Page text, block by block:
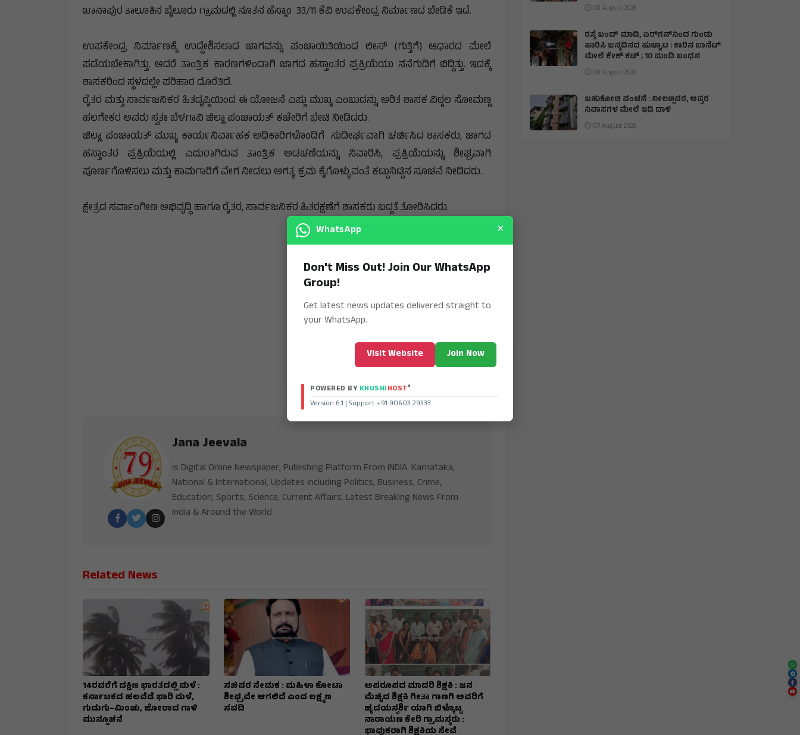
ಖಾನಾಪುರ ತಾಲೂಕಿನ ಬೈಲೂರು ಗ್ರಾಮದಲ್ಲಿ ನೂತನ ಹೆಸ್ಕಾಂ 33/11 ಕೆವಿ ಉಪಕೇಂದ್ರ ನಿರ್ಮಾಣದ ಬೇಡಿಕೆ ಇದೆ.
ಉಪಕೇಂದ್ರ ನಿರ್ಮಾಣಕ್ಕೆ ಉದ್ದೇಶಿಸಲಾದ ಜಾಗವನ್ನು ಪಂಚಾಯಿತಿಯಿಂದ ಲೀಸ್ (ಗುತ್ತಿಗೆ) ಆಧಾರದ ಮೇಲೆ
ಪಡೆಯಬೇಕಾಗಿತ್ತು. ಆದರೆ ತಾಂತ್ರಿಕ ಕಾರಣಗಳಿಂದಾಗಿ ಜಾಗದ ಹಸ್ತಾಂತರ ಪ್ರಕ್ರಿಯೆಯು ನನೆಗುದಿಗೆ ಬಿದ್ದಿತ್ತು. ಇದಕ್ಕೆ
ಶಾಸಕರಿಂದ ಸ್ಥಳದಲ್ಲೇ ಪರಿಹಾರ ದೊರೆತಿದೆ.
ರೈತರ ಮತ್ತು ಸಾರ್ವಜನಿಕರ ಹಿತದೃಷ್ಟಿಯಿಂದ ಈ ಯೋಜನೆ ಎಷ್ಟು ಮುಖ್ಯ ಎಂಬುದನ್ನು ಅರಿತ ಶಾಸಕ ವಿಠ್ಠಲ ಸೋಮಣ್ಣ
ಹಲಗೇಕರ ಅವರು ಸ್ವತಃ ಬೆಳಗಾವಿ ಜಿಲ್ಲಾ ಪಂಚಾಯತ್ ಕಚೇರಿಗೆ ಭೇಟಿ ನೀಡಿದರು.
ಜಿಲ್ಲಾ ಪಂಚಾಯತ್ ಮುಖ್ಯ ಕಾರ್ಯನಿರ್ವಾಹಕ ಅಧಿಕಾರಿಗಳೊಂದಿಗೆ ಸುದೀರ್ಘವಾಗಿ ಚರ್ಚಿಸಿದ ಶಾಸಕರು, ಜಾಗದ
ಹಸ್ತಾಂತರ ಪ್ರಕ್ರಿಯೆಯಲ್ಲಿ ಎದುರಾಗಿರುವ ತಾಂತ್ರಿಕ ಅಡಚಣೆಯನ್ನು ನಿವಾರಿಸಿ, ಪ್ರಕ್ರಿಯೆಯನ್ನು ಶೀಘ್ರವಾಗಿ
ಪೂರ್ಣಗೊಳಿಸಲು ಮತ್ತು ಕಾಮಗಾರಿಗೆ ವೇಗ ನೀಡಲು ಅಗತ್ಯ ಕ್ರಮ ಕೈಗೊಳ್ಳುವಂತೆ ಕಟ್ಟುನಿಟ್ಟಿನ ಸೂಚನೆ ನೀಡಿದರು.
ಕ್ಷೇತ್ರದ ಸರ್ವಾಂಗೀಣ ಅಭಿವೃದ್ಧಿ ಹಾಗೂ ರೈತರ, ಸಾರ್ವಜನಿಕರ ಹಿತರಕ್ಷಣೆಗೆ ಶಾಸಕರು ಬದ್ದತೆ ತೋರಿಸಿದರು.
Jana Jeevala
is Digital Online Newspaper, Publishing Platform From INDIA. Karnataka,
National & International, Updates including Politics, Business, Crime,
Education, Sports, Science, Current Affairs. Latest Breaking News From
India & Around the World.
Related News
14ರವರೆಗೆ ದಕ್ಷಿಣ ಭಾರತದಲ್ಲಿ ಮಳೆ :
ಕರ್ನಾಟಕದ ಹಲವೆಡೆ ಭಾರಿ ಮಳೆ,
ಗುಡುಗು–ಮಿಂಚು, ಜೋರಾದ ಗಾಳಿ
ಮುನ್ಸೂಚನೆ
ಸಚಿವರ ನೇಮಕ : ಮಹಿಳಾ ಕೋಟಾ
ಶೀಘ್ರವೇ ಆಗಲಿದೆ ಎಂದ ಲಕ್ಷ್ಮಣ
ಸವದಿ
ಅಪರೂಪದ ಮಾದರಿ ಶಿಕ್ಷಕಿ : ಜನ
ಮೆಚ್ಚಿದ ಶಿಕ್ಷಕಿ ಗೀತಾ ಗಾಣಗಿ ಅವರಿಗೆ
ಹೃದಯಸ್ಪರ್ಶಿ ಯಾಗಿ ಬಿಳ್ಕೊಟ್ಟ
ನಾರಾಯಣ ಕೇರಿ ಗ್ರಾಮಸ್ಥರು :
ಭಾವುಕರಾಗಿ ಶಿಕ್ಷಕಿಯ ಸೇವೆ
08 August 2026
ರಸ್ತೆ ಬಂದ್ ಮಾಡಿ, ಏರ್‌ಗನ್‌ನಿಂದ ಗುಂಡು
ಹಾರಿಸಿ ಜನ್ಮದಿನದ ಹುಚ್ಚಾಟ : ಕಾರಿನ ಬಾನೆಟ್
ಮೇಲೆ ಕೇಕ್ ಕಟ್‌ ; 10 ಮಂದಿ ಬಂಧನ
08 August 2026
ಬಹುಕೋಟಿ ವಂಚನೆ : ನೀಲಣ್ಣವರ, ಆಪ್ತರ
ನಿವಾಸಗಳ ಮೇಲೆ ಇಡಿ ದಾಳಿ
07 August 2026
WhatsApp ×
Don't Miss Out! Join Our WhatsApp
Group!
Get latest news updates delivered straight to
your WhatsApp.
Visit Website Join Now
POWERED BY KHUSHIHOST®
Version 6.1 | Support +91 90603 29333